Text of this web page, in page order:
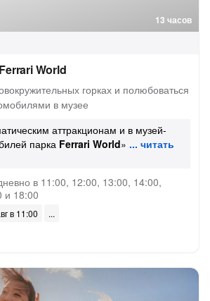
13 часов
World
горках и полюбоваться
в музее
аттракционам и в музей-
парка Ferrari World»
в 11:00, 12:00, 13:00, 14:00,
и 18:00
в 11:00